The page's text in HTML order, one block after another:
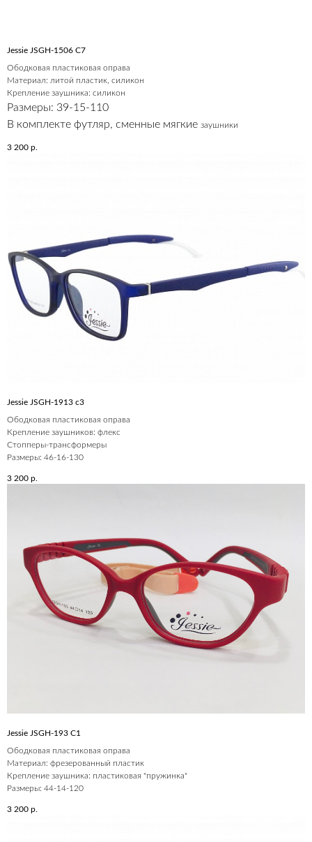
Jessie JSGH-1506 C7
Ободковая пластиковая оправа
Материал: литой пластик, силикон
Крепление заушника: силикон
Размеры: 39-15-110
В комплекте футляр, сменные мягкие заушники
3 200 р.
Jessie JSGH-1913 c3
Ободковая пластиковая оправа
Крепление заушников: флекс
Стопперы-трансформеры
Размеры: 46-16-130
3 200 р.
Jessie JSGH-193 C1
Ободковая пластиковая оправа
Материал: фрезерованный пластик
Крепление заушника: пластиковая "пружинка"
Размеры: 44-14-120
3 200 р.